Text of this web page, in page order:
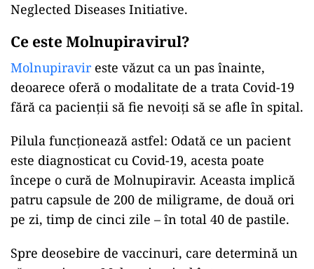
Neglected Diseases Initiative.
Ce este Molnupiravirul?
Molnupiravir este văzut ca un pas înainte,
deoarece oferă o modalitate de a trata Covid-19
fără ca pacienții să fie nevoiți să se afle în spital.
Pilula funcționează astfel: Odată ce un pacient
este diagnosticat cu Covid-19, acesta poate
începe o cură de Molnupiravir. Aceasta implică
patru capsule de 200 de miligrame, de două ori
pe zi, timp de cinci zile – în total 40 de pastile.
Spre deosebire de vaccinuri, care determină un